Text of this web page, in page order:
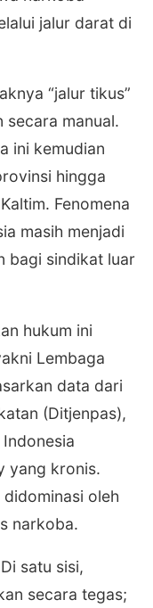
jalur darat di
“jalur tikus”
secara manual.
ini kemudian
hingga
Fenomena
masih menjadi
bagi sindikat luar
hukum ini
Lembaga
data dari
(Ditjenpas),
yang kronis.
oleh
narkoba.
satu sisi,
secara tegas;